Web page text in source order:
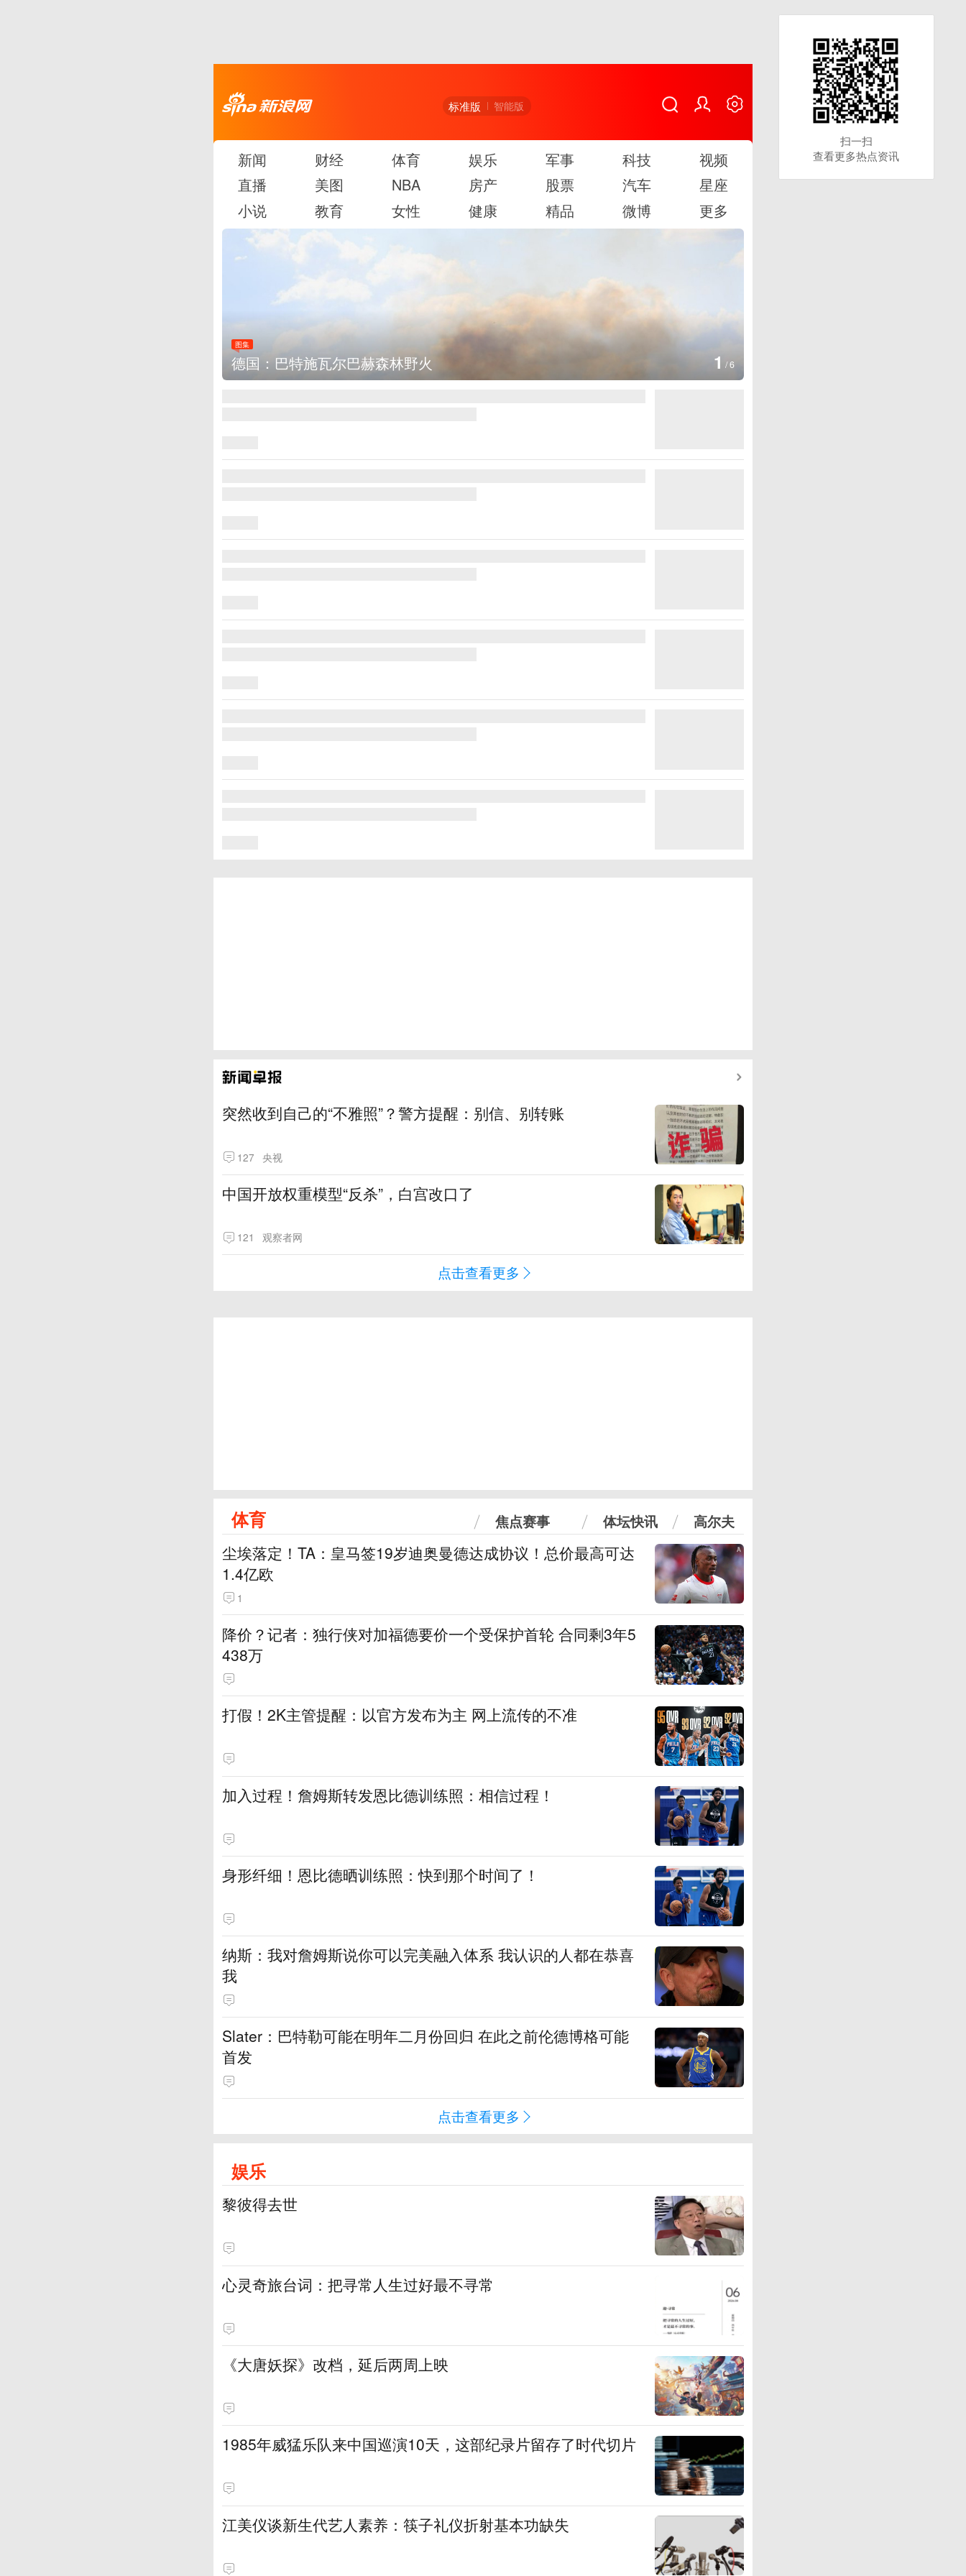
标准版 智能版
新闻 财经 体育 娱乐 军事 科技
视频
直播
美图 NBA 房产 股票 汽车
星座
小说
教育 女性 健康 精品 微博 更多
图集
德国：巴特施瓦尔巴赫森林野火 1 /6
突然收到自己的“不雅照”？警方提醒：别信、别转账
127 央视
中国开放权重模型“反杀”，白宫改口了
121 观察者网
点击查看更多
体育 焦点赛事 体坛快讯 高尔夫
尘埃落定！TA：皇马签19岁迪奥曼德达成协议！总价最高可达
1.4亿欧
1
降价？记者：独行侠对加福德要价一个受保护首轮 合同剩3年5
438万
打假！2K主管提醒：以官方发布为主 网上流传的不准
加入过程！詹姆斯转发恩比德训练照：相信过程！
身形纤细！恩比德晒训练照：快到那个时间了！
纳斯：我对詹姆斯说你可以完美融入体系 我认识的人都在恭喜
我
Slater：巴特勒可能在明年二月份回归 在此之前伦德博格可能
首发
点击查看更多
娱乐
黎彼得去世
心灵奇旅台词：把寻常人生过好最不寻常
《大唐妖探》改档，延后两周上映
1985年威猛乐队来中国巡演10天，这部纪录片留存了时代切片
江美仪谈新生代艺人素养：筷子礼仪折射基本功缺失
扫一扫
查看更多热点资讯
扫一扫
查看更多热点资讯